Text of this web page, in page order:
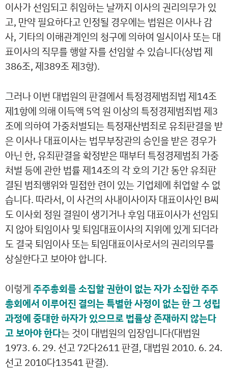
이사가 선임되고 취임하는 날까지 이사의 권리의무가 있
고, 만약 필요하다고 인정될 경우에는 법원은 이사나 감
사, 기타의 이해관계인의 청구에 의하여 일시이사 또는 대
표이사의 직무를 행할 자를 선임할 수 있습니다(상법 제
386조, 제389조 제3항).
그러나 이번 대법원의 판결에서 특정경제범죄법 제14조
제1항에 의해 이득액 5억 원 이상의 특정경제범죄법 제3
조에 의하여 가중처벌되는 특정재산범죄로 유죄판결을 받
은 이사나 대표이사는 법무부장관의 승인을 받은 경우가
아닌 한, 유죄판결을 확정받은 때부터 특정경제범죄 가중
처벌 등에 관한 법률 제14조의 각 호의 기간 동안 유죄판
결된 범죄행위와 밀접한 련이 있는 기업체에 취업할 수 없
습니다. 따라서, 이 사건의 사내이사이자 대표이사인 B씨
도 이사회 정원 결원이 생기거나 후임 대표이사가 선임되
지 않아 퇴임이사 및 퇴임대표이사의 지위에 있게 되더라
도 결국 퇴임이사 또는 퇴임대표이사로서의 권리의무를
상실한다고 보아야 합니다.
이렇게주주총회를 소집할 권한이 없는 자가 소집한 주주
총회에서 이루어진 결의는 특별한 사정이 없는 한 그 성립
과정에 중대한 하자가 있으므로 법률상 존재하지 않는다
고 보아야 한다는 것이 대법원의 입장입니다(대법원
1973. 6. 29. 선고 72다2611 판결, 대법원 2010. 6. 24.
선고 2010다13541 판결).